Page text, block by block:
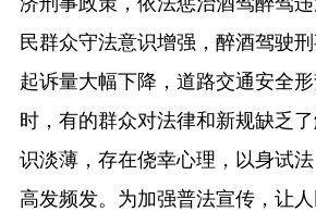
民群众守法意识增强，醉酒驾驶刑
起诉量大幅下降，道路交通安全
时，有的群众对法律和新规缺乏
识淡薄，存在侥幸心理，以身试
高发频发。为加强普法宣传，让